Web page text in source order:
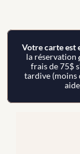
Votre carte est
la réservation
frais de 75$
tardive (moins